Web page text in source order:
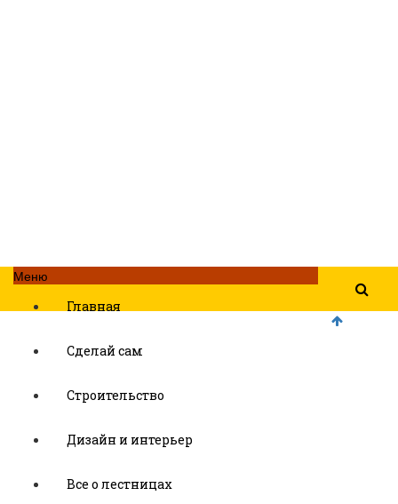
Меню
Главная
Сделай сам
Строительство
Дизайн и интерьер
Все о лестницах